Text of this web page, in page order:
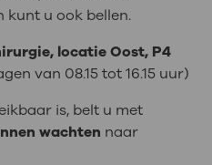
kunt u ook bellen.
locatie Oost, P4
van 08.15 tot 16.15 uur)
is, belt u met
wachten naar